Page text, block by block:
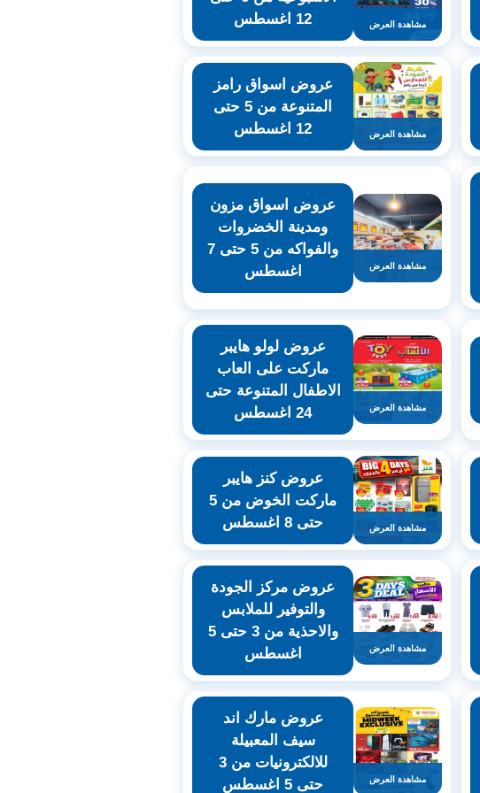
مشاهدة العرض
12 اغسطس
مشاهدة العرض
عروض اسواق رامز
المتنوعة من 5 حتى
12 اغسطس
مشاهدة العرض
عروض اسواق مزون
ومدينة الخضروات
والفواكه من 5 حتى 7
اغسطس
مشاهدة العرض
عروض لولو هايبر
ماركت على العاب
الاطفال المتنوعة حتى
24 اغسطس
مشاهدة العرض
عروض كنز هايبر
ماركت الخوض من 5
حتى 8 اغسطس
مشاهدة العرض
عروض مركز الجودة
والتوفير للملابس
والاحذية من 3 حتى 5
اغسطس
مشاهدة العرض
عروض مارك اند
سيف المعبيلة
للالكترونيات من 3
حتى 5 اغسطس